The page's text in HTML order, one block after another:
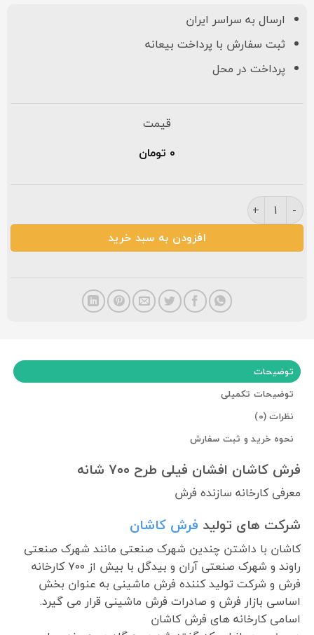
ارسال به سراسر ایران
ثبت سفارش با پرداخت بیعانه
پرداخت در محل
قیمت
0 تومان
فرش کاشان طرح۷۰۰ شانه افشان فیلی عدد
افزودن به سبد خرید
توضیحات
توضیحات تکمیلی
نظرات (0)
نحوه خرید و ثبت سفارش
فرش کاشان افشان فیلی طرح ۷۰۰ شانه
معرفی کارخانه سازنده فرش
شرکت های تولید فرش کاشان
کاشان با داشتن چندین شهرک صنعتی مانند شهرک صنعتی
راوند و شهرک صنعتی آران و بیدگل با بیش از ۷۰۰ کارخانه
فرش و شرکت تولید کننده فرش ماشینی به عنوان بخش
اساسی بازار فرش و صادرات فرش ماشینی قرار می گیرد.
اسامی کارخانه های فرش کاشان